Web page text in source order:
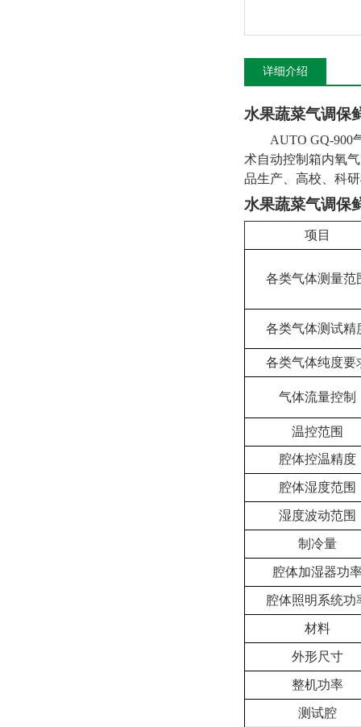
详细介绍
水果蔬菜气调保
AUTO GQ-900
术自动控制箱内氧
品生产、高校、科
水果蔬菜气调保
项目
各类气体测量范
各类气体测试精
各类气体纯度要
气体流量控制
温控范围
腔体控温精度
腔体湿度范围
湿度波动范围
制冷量
腔体加湿器功
腔体照明系统功
材料
外形尺寸
整机功率
测试腔